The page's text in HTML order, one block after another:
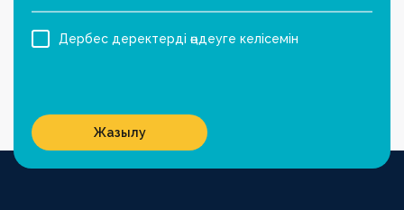
Дербес деректерді өңдеуге келісемін
Жазылу